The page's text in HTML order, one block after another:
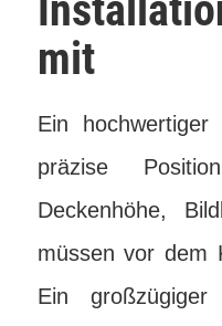
mit
Ein
präzise
Deckenhöhe,
müssen vor dem
Ein